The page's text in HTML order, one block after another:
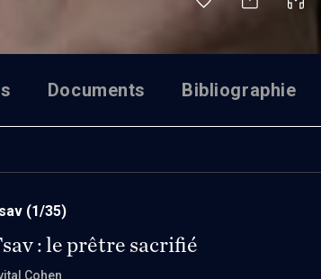
Documents Bibliographie
(1/35)
: le prêtre sacrifié
Cohen